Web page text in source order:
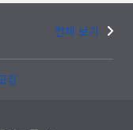
전체 보기
집